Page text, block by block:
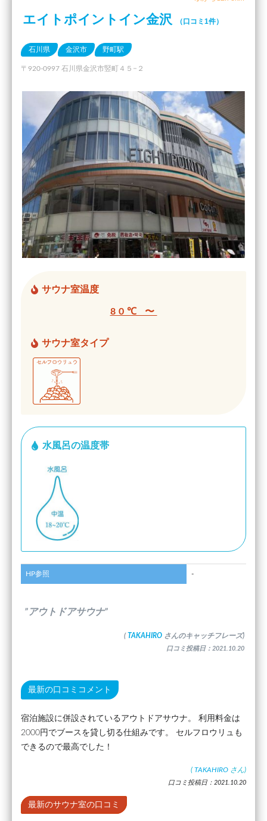
エイトポイントイン金沢 （口コミ1件）
石川県 金沢市 野町駅
〒920-0997 石川県金沢市竪町４５−２
サウナ室温度
80℃ 〜
サウナ室タイプ
水風呂の温度帯
HP参照 -
”アウトドアサウナ”
( TAKAHIRO さんのキャッチフレーズ)
口コミ投稿日：2021.10.20
最新の口コミコメント
宿泊施設に併設されているアウトドアサウナ。 利用料金は
2000円でブースを貸し切る仕組みです。 セルフロウリュも
できるので最高でした！
( TAKAHIRO さん)
口コミ投稿日：2021.10.20
最新のサウナ室の口コミ